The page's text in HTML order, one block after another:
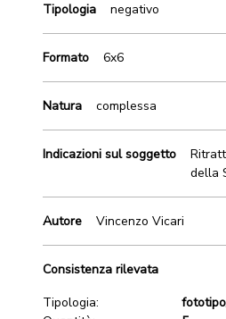
Tipologia negativo
Formato 6x6
Natura complessa
Indicazioni sul soggetto
della
Autore Vincenzo Vicari
Consistenza rilevata
Tipologia: